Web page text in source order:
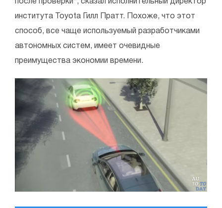
после проверки", сказал исполнительный директор
института Toyota Гилл Пратт. Похоже, что этот
способ, все чаще используемый разработчиками
автономных систем, имеет очевидные
преимущества экономии времени.